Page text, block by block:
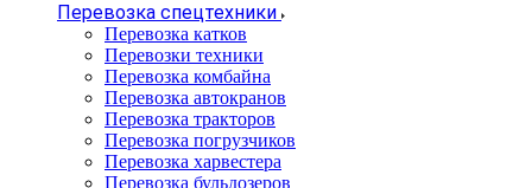
Перевозка спецтехники
Перевозка катков
Перевозки техники
Перевозка комбайна
Перевозка автокранов
Перевозка тракторов
Перевозка погрузчиков
Перевозка харвестера
Перевозка бульдозеров